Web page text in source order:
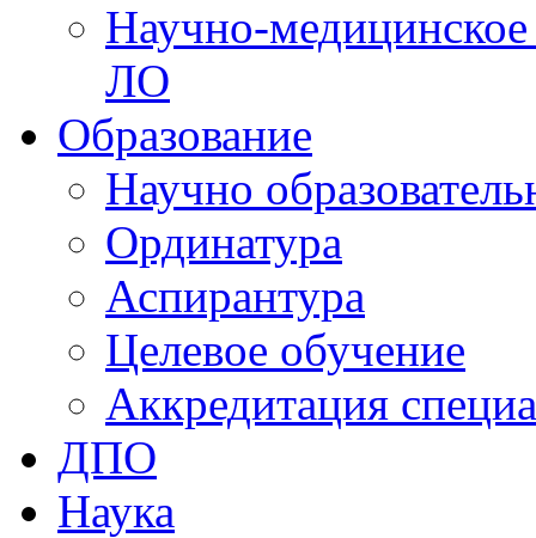
Научно-
ЛО
Образование
Научно
Ординатура
Аспирантура
Целевое обучение
Аккредитация
ДПО
Наука